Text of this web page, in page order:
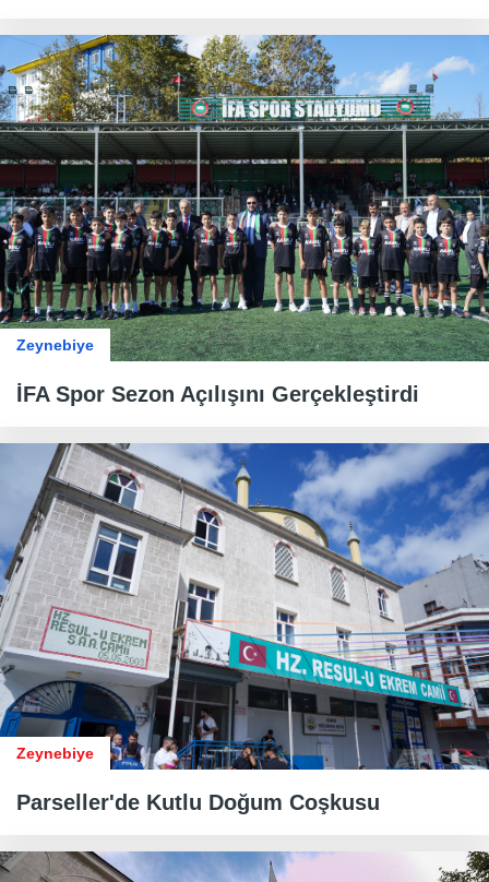
Zeynebiye
İFA Spor Sezon Açılışını Gerçekleştirdi
Zeynebiye
​​​​​​​Parseller'de Kutlu Doğum Coşkusu